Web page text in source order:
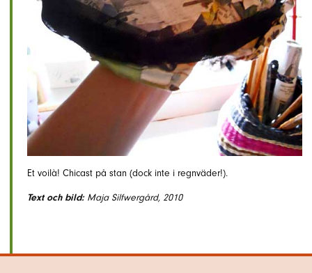
Et voilà! Chicast på stan (dock inte i regnväder!).
Text och bild:Maja Silfwergård, 2010